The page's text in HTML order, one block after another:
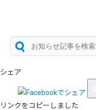
シェア
リンクをコピーしました